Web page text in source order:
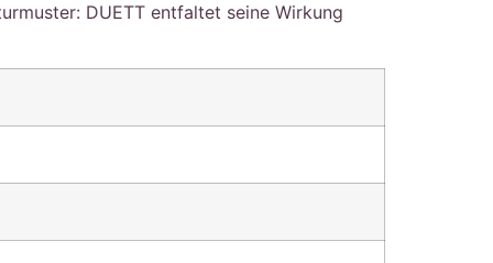
DUETT entfaltet seine Wirkung